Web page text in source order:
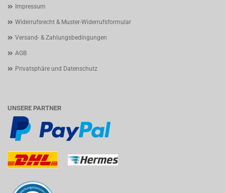
Impressum
Widerrufsrecht & Muster-Widerrufsformular
Versand- & Zahlungsbedingungen
AGB
Privatsphäre und Datenschutz
UNSERE PARTNER